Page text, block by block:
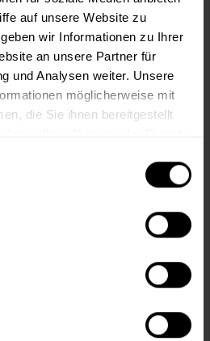
auf unsere Website zu
wir Informationen zu Ihrer
an unsere Partner für
und Analysen weiter. Unsere
möglicherweise mit
die Sie ihnen bereitgestellt
In denWarenkorb
zum Artikel?
60 EUR